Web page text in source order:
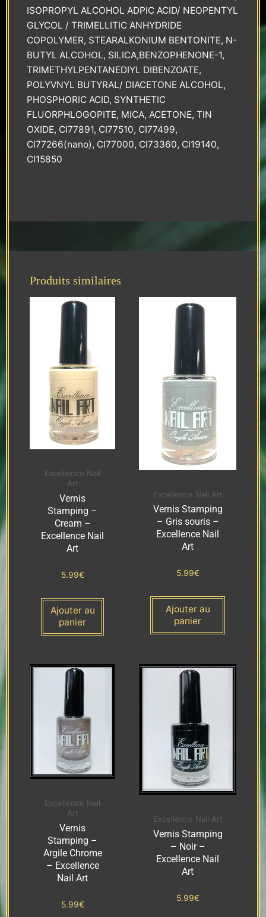
ISOPROPYL ALCOHOL ADPIC ACID/ NEOPENTYL
GLYCOL / TRIMELLITIC ANHYDRIDE
COPOLYMER, STEARALKONIUM BENTONITE, N-
BUTYL ALCOHOL, SILICA,BENZOPHENONE-1,
TRIMETHYLPENTANEDIYL DIBENZOATE,
POLYVNYL BUTYRAL/ DIACETONE ALCOHOL,
PHOSPHORIC ACID, SYNTHETIC
FLUORPHLOGOPITE, MICA, ACETONE, TIN
OXIDE, CI77891, CI77510, CI77499,
CI77266(nano), CI77000, CI73360, CI19140,
CI15850
Produits similaires
Excellence Nail
Art
Vernis
Stamping –
Cream –
Excellence Nail
Art
5.99€
Ajouter au
panier
Excellence Nail Art
Vernis Stamping
– Gris souris –
Excellence Nail
Art
5.99€
Ajouter au
panier
Excellence Nail
Art
Vernis
Stamping –
Argile Chrome
– Excellence
Nail Art
5.99€
Excellence Nail Art
Vernis Stamping
– Noir –
Excellence Nail
Art
5.99€